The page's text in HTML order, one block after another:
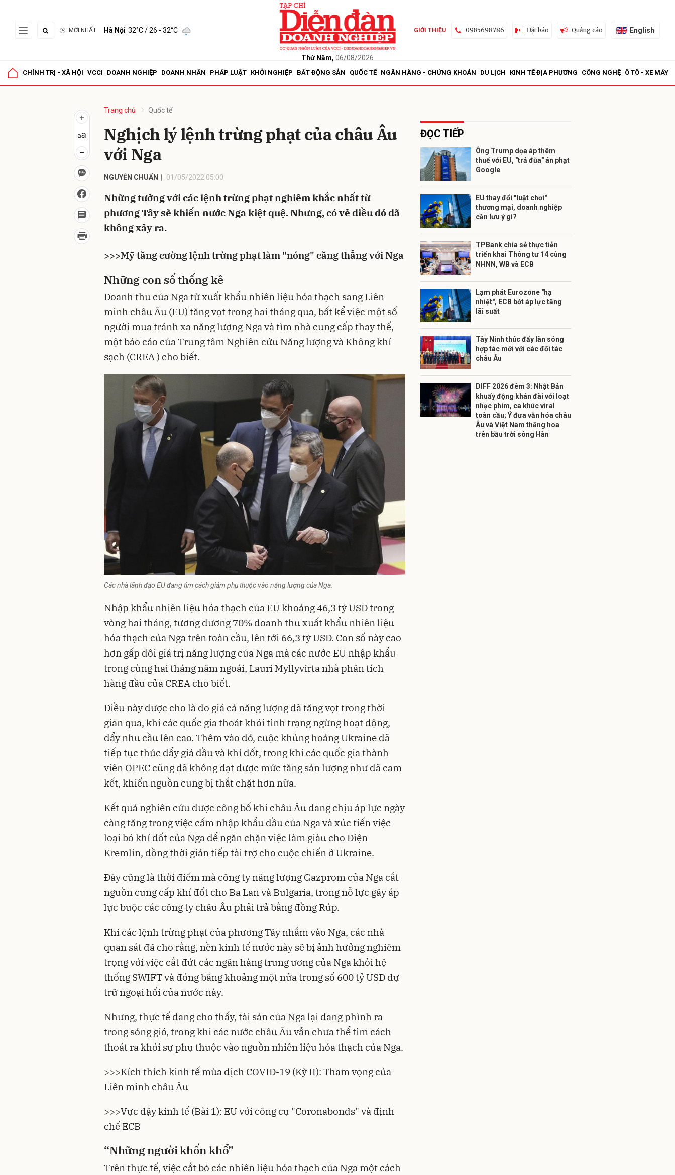
MỚI NHẤT Hà Nội 32°C/ 26 - 32°C
Thứ Năm, 06/08/2026
GIỚI THIỆU 0985698786 Đặt báo Quảng cáo English
CHÍNH TRỊ - XÃ HỘI VCCI DOANH NGHIỆP DOANH NHÂN PHÁP LUẬT KHỞI NGHIỆP BẤT ĐỘNG SẢN QUỐC TẾ NGÂN HÀNG - CHỨNG KHOÁN DU LỊCH KINH TẾ ĐỊA PHƯƠNG CÔNG NGHỆ Ô TÔ - XE MÁY
Trang chủ Quốc tế
Nghịch lý lệnh trừng phạt của châu Âu
với Nga
NGUYỄN CHUẨN 01/05/2022 05:00
Những tưởng với các lệnh trừng phạt nghiêm khắc nhất từ
phương Tây sẽ khiến nước Nga kiệt quệ. Nhưng, có vẻ điều đó đã
không xảy ra.
>>>Mỹ tăng cường lệnh trừng phạt làm "nóng" căng thẳng với Nga
Những con số thống kê
Doanh thu của Nga từ xuất khẩu nhiên liệu hóa thạch sang Liên
minh châu Âu (EU) tăng vọt trong hai tháng qua, bất kể việc một số
người mua tránh xa năng lượng Nga và tìm nhà cung cấp thay thế,
một báo cáo của Trung tâm Nghiên cứu Năng lượng và Không khí
sạch (CREA ) cho biết.
Các nhà lãnh đạo EU đang tìm cách giảm phụ thuộc vào năng lượng của Nga.
Nhập khẩu nhiên liệu hóa thạch của EU khoảng 46,3 tỷ USD trong
vòng hai tháng, tương đương 70% doanh thu xuất khẩu nhiên liệu
hóa thạch của Nga trên toàn cầu, lên tới 66,3 tỷ USD. Con số này cao
hơn gấp đôi giá trị năng lượng của Nga mà các nước EU nhập khẩu
trong cùng hai tháng năm ngoái, Lauri Myllyvirta nhà phân tích
hàng đầu của CREA cho biết.
Điều này được cho là do giá cả năng lượng đã tăng vọt trong thời
gian qua, khi các quốc gia thoát khỏi tình trạng ngừng hoạt động,
đẩy nhu cầu lên cao. Thêm vào đó, cuộc khủng hoảng Ukraine đã
tiếp tục thúc đẩy giá dầu và khí đốt, trong khi các quốc gia thành
viên OPEC cũng đã không đạt được mức tăng sản lượng như đã cam
kết, khiến nguồn cung bị thắt chặt hơn nữa.
Kết quả nghiên cứu được công bố khi châu Âu đang chịu áp lực ngày
càng tăng trong việc cấm nhập khẩu dầu của Nga và xúc tiến việc
loại bỏ khí đốt của Nga để ngăn chặn việc làm giàu cho Điện
Kremlin, đồng thời gián tiếp tài trợ cho cuộc chiến ở Ukraine.
Đây cũng là thời điểm mà công ty năng lượng Gazprom của Nga cắt
nguồn cung cấp khí đốt cho Ba Lan và Bulgaria, trong nỗ lực gây áp
lực buộc các công ty châu Âu phải trả bằng đồng Rúp.
Khi các lệnh trừng phạtcủa phương Tây nhắm vào Nga, các nhà
quan sát đã cho rằng, nền kinh tế nước này sẽ bị ảnh hưởng nghiêm
trọng với việc cắt đứt các ngân hàng trung ương của Nga khỏi hệ
thống SWIFT và đóng băng khoảng một nửa trong số 600 tỷ USD dự
trữ ngoại hối của nước này.
Nhưng, thực tế đang cho thấy, tài sản của Nga lại đang phình ra
trong sóng gió, trong khi các nước châu Âu vẫn chưa thể tìm cách
thoát ra khỏi sự phụ thuộc vào nguồn nhiên liệu hóa thạch của Nga.
>>>Kích thích kinh tế mùa dịch COVID-19 (Kỳ II): Tham vọng của
Liên minh châu Âu
>>>Vực dậy kinh tế (Bài 1): EU với công cụ "Coronabonds" và định
chế ECB
“Những người khốn khổ”
Trên thực tế, việc cắt bỏ các nhiên liệu hóa thạch của Nga một cách
ĐỌC TIẾP
Ông Trump dọa áp thêm
thuế với EU, "trả đũa" án phạt
Google
EU thay đổi "luật chơi"
thương mại, doanh nghiệp
cần lưu ý gì?
TPBank chia sẻ thực tiễn
triển khai Thông tư 14 cùng
NHNN, WB và ECB
Lạm phát Eurozone "hạ
nhiệt", ECB bớt áp lực tăng
lãi suất
Tây Ninh thúc đẩy làn sóng
hợp tác mới với các đối tác
châu Âu
DIFF 2026 đêm 3: Nhật Bản
khuấy động khán đài với loạt
nhạc phim, ca khúc viral
toàn cầu; Ý đưa văn hóa châu
Âu và Việt Nam thăng hoa
trên bầu trời sông Hàn
Gửi